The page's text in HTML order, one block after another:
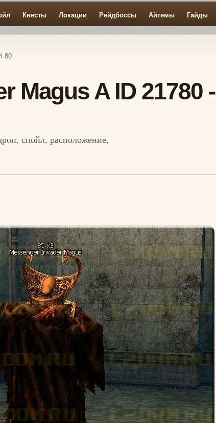
Квесты Локации Рейдбоссы Айтемы Гайды
80
Magus A ID 21780 -
спойл, расположение,